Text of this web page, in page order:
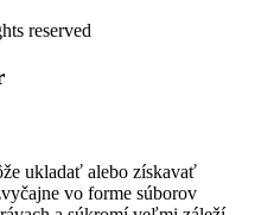
reserved
ukladať alebo získavať
vo forme súborov